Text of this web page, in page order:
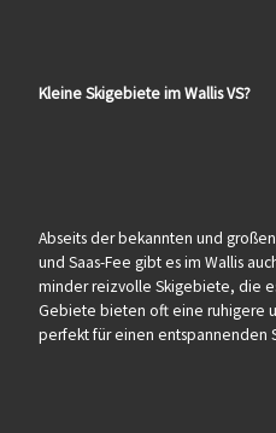
Kleine Skigebiete im Wallis VS?
Abseits der bekannten und
und Saas-Fee gibt es im Wallis
minder reizvolle Skigebiete, die
Gebiete bieten oft eine ruhigere
perfekt für einen entspannenden